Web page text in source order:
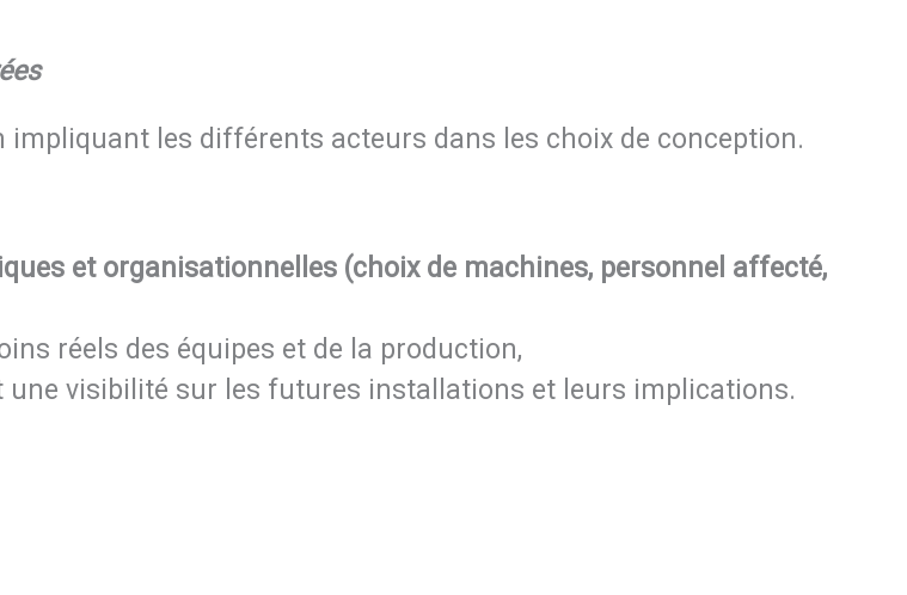
les différents acteurs dans les choix de conception.
et organisationnelles (choix de machines, personnel affecté,
réels des équipes et de la production,
visibilité sur les futures installations et leurs implications.